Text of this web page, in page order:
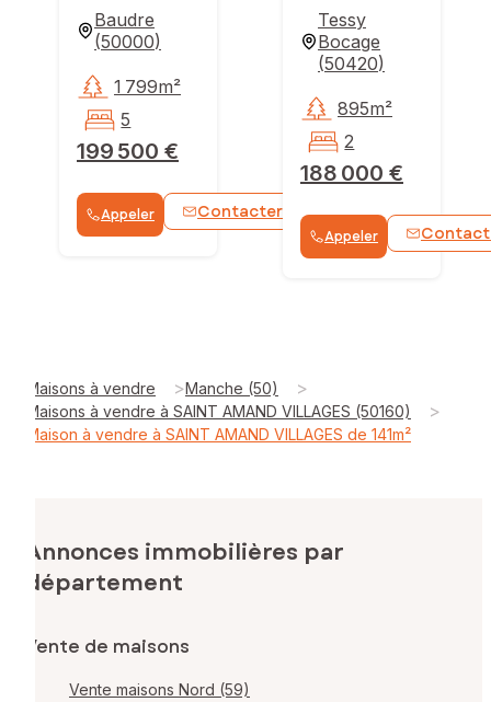
Baudre
(50000)
199 500 €
1 799m²
5
Appeler Contacter WhatsApp
Tessy
Bocage
(50420)
188 000 €
895m²
2
Appeler
Maisons à vendre >Manche (50) >
Maisons à vendre à SAINT AMAND VILLAGES (50160) >
Maison à vendre à SAINT AMAND VILLAGES de 141m²
Annonces immobilières par
département
Vente de maisons
Vente maisons Nord (59)